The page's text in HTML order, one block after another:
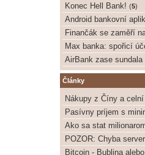
Konec Hell Bank! (5)
Android bankovní
Finančák se zaměří
Max banka: spořicí
AirBank zase
Články
Nákupy z Číny a
Pasívny príjem s
Ako sa stat
POZOR: Chyba
Bitcoin - Bublina